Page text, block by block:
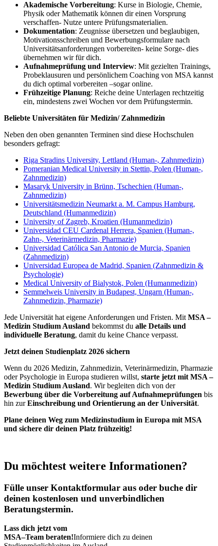
Akademische Vorbereitung: Kurse in Biologie, Chemie,
Physik oder Mathematik können dir einen Vorsprung
verschaffen- Nutze untere Prüfungsmaterialien.
Dokumentation: Zeugnisse übersetzen und beglaubigen,
Motivationsschreiben und Bewerbungsformulare nach
Universitätsanforderungen vorbereiten- keine Sorge- dies
übernehmen wir für dich.
Aufnahmeprüfung und Interview: Mit gezielten Trainings,
Probeklausuren und persönlichem Coaching von MSA kannst
du dich optimal vorbereiten –sogar online.
Frühzeitige Planung: Reiche deine Unterlagen rechtzeitig
ein, mindestens zwei Wochen vor dem Prüfungstermin.
Beliebte Universitäten für Medizin/ Zahnmedizin
Neben den oben genannten Terminen sind diese Hochschulen
besonders gefragt:
Riga Stradins University, Lettland (Human-, Zahnmedizin)
Pomeranian Medical University in Stettin, Polen (Human-,
Zahnmedizin)
Masaryk University in Brünn, Tschechien (Human-,
Zahnmedizin)
Universitätsmedizin Neumarkt a. M. Campus Hamburg,
Deutschland (Humanmedizin)
University of Zagreb, Kroatien (Humanmedizin)
Universidad CEU Cardenal Herrera, Spanien (Human-,
Zahn-, Veterinärmedizin, Pharmazie)
Universidad Católica San Antonio de Murcia, Spanien
(Zahnmedizin)
Universidad Europea de Madrid, Spanien (Zahnmedizin &
Psychologie)
Medical University of Bialystok, Polen (Humanmedizin)
Semmelweis University in Budapest, Ungarn (Human-,
Zahnmedizin, Pharmazie)
Jede Universität hat eigene Anforderungen und Fristen. Mit MSA –
Medizin Studium Ausland bekommst du alle Details und
individuelle Beratung, damit du keine Chance verpasst.
Jetzt deinen Studienplatz 2026 sichern
Wenn du 2026 Medizin, Zahnmedizin, Veterinärmedizin, Pharmazie
oder Psychologie in Europa studieren willst, starte jetzt mit MSA –
Medizin Studium Ausland. Wir begleiten dich von der
Bewerbung über die Vorbereitung auf Aufnahmeprüfungen bis
hin zurEinschreibung und Orientierung an der Universität.
Plane deinen Weg zum Medizinstudium in Europa mit MSA
und sichere dir deinen Platz frühzeitig!
Du möchtest weitere Informationen?
Fülle unser Kontaktformular aus oder buche dir
deinen kostenlosen und unverbindlichen
Beratungstermin.
Lass dich jetzt vom
MSA–Team beraten!Informiere dich zu deinen